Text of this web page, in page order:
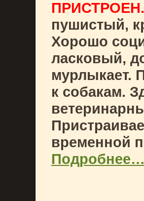
ПРИСТРОЕН.
пушистый,
Хорошо
ласковый,
мурлыкает.
к собакам.
временной